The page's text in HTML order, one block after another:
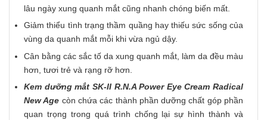
lâu ngày xung quanh mắt cũng nhanh chóng biến mất.
Giảm thiểu tình trạng thầm quầng hay thiếu sức sống của
vùng da quanh mắt mỗi khi vừa ngủ dậy.
Cân bằng các sắc tố da xung quanh mắt, làm da đều màu
hơn, tươi trẻ và rạng rỡ hơn.
Kem dưỡng mắt SK-II R.N.A Power Eye Cream Radical
New Age còn chứa các thành phần dưỡng chất góp phần
quan trọng trong quá trình chống lại sự hình thành và